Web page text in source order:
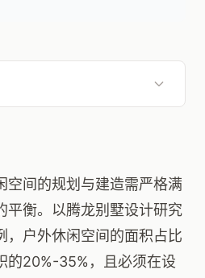
空间的规划与建造需严格满
平衡。以腾龙别墅设计研究
，户外休闲空间的面积占比
的20%-35%，且必须在设